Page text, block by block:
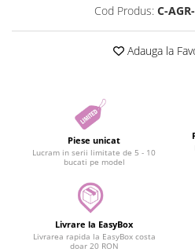
Cod Produs: C-
Adauga la
Piese unicat
Lucram in serii limitate de 5 - 10
bucati pe model
Livrare la EasyBox
Livrarea rapida la EasyBox costa
doar 20 RON